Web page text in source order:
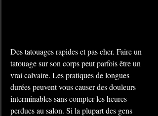
Des tatouages rapides et pas cher. Faire un
tatouage sur son corps peut parfois être un
vrai calvaire. Les pratiques de longues
durées peuvent vous causer des douleurs
interminables sans compter les heures
perdues au salon. Si la plupart des gens